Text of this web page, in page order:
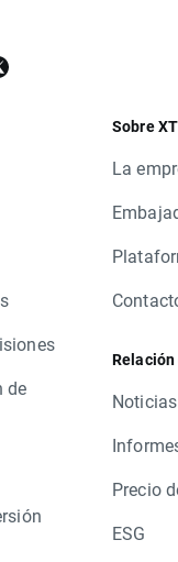
de
Sobre
La
Precio
ESG